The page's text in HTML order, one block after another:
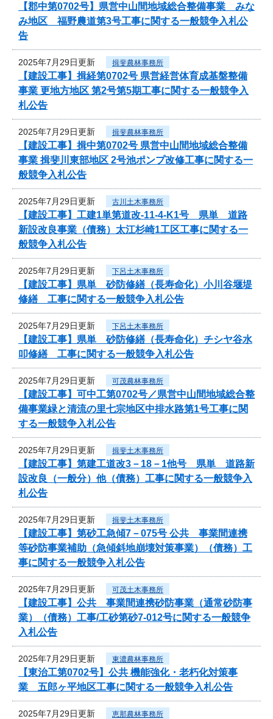
【郡中第0702号】県営中山間地域総合整備事業 みな
み地区 福野農道第3号工事に関する一般競争入札公
告
2025年7月29日更新 揖斐農林事務所
【建設工事】揖経第0702号 県営経営体育成基盤整備
事業 更地方地区 第2号第5期工事に関する一般競争入
札公告
2025年7月29日更新 揖斐農林事務所
【建設工事】揖中第0702号 県営中山間地域総合整備
事業 揖斐川東部地区 2号池ポンプ改修工事に関する一
般競争入札公告
2025年7月29日更新 古川土木事務所
【建設工事】工建1単第道改-11-4-K1号 県単 道路
新設改良事業（債務）太江杉崎1工区工事に関する一
般競争入札公告
2025年7月29日更新 下呂土木事務所
【建設工事】県単 砂防修繕（長寿命化）小川谷堰堤
修繕 工事に関する一般競争入札公告
2025年7月29日更新 下呂土木事務所
【建設工事】県単 砂防修繕（長寿命化）チシヤ谷水
叩修繕 工事に関する一般競争入札公告
2025年7月29日更新 可茂農林事務所
【建設工事】可中工第0702号／県営中山間地域総合整
備事業緑と清流の里七宗地区中排水路第1号工事に関
する一般競争入札公告
2025年7月29日更新 揖斐土木事務所
【建設工事】第建工道改3－18－1他号 県単 道路新
設改良（一般分）他（債務）工事に関する一般競争入
札公告
2025年7月29日更新 揖斐土木事務所
【建設工事】第砂工急傾7－075号 公共 事業間連携
等砂防事業補助（急傾斜地崩壊対策事業）（債務）工
事に関する一般競争入札公告
2025年7月29日更新 可茂土木事務所
【建設工事】公共 事業間連携砂防事業（通常砂防事
業）（債務）工事/工砂第砂7-012号に関する一般競争
入札公告
2025年7月29日更新 東濃農林事務所
【東治工第0702号】公共 機能強化・老朽化対策事
業 五郎ヶ平地区工事に関する一般競争入札公告
2025年7月29日更新 恵那農林事務所